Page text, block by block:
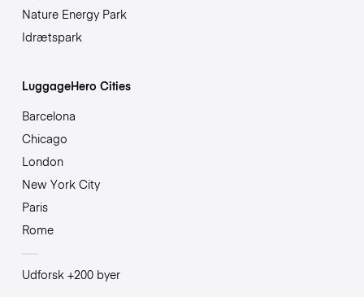
Nature Energy Park
Idrætspark
LuggageHero Cities
Barcelona
Chicago
London
New York City
Paris
Rome
Udforsk +200 byer